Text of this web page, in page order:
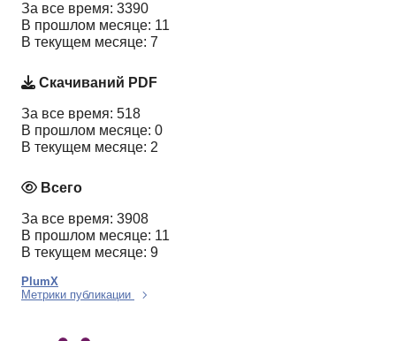
За все время: 3390
В прошлом месяце: 11
В текущем месяце: 7
Скачиваний PDF
За все время: 518
В прошлом месяце: 0
В текущем месяце: 2
Всего
За все время: 3908
В прошлом месяце: 11
В текущем месяце: 9
PlumX
Метрики публикации